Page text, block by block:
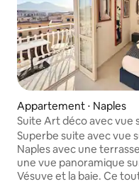
Appartement ⋅ Naples
Suite Art déco avec vue
terrasse avec vue sur le
Superbe suite avec vue
Naples avec une
une vue panoramique
Vésuve et la baie. Ce